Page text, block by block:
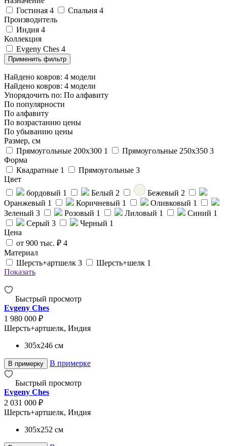
Гостиная 4 Спальня 4
Производитель
Индия 4
Коллекция
Evgeny Ches 4
Найдено ковров: 4 модели
Найдено ковров: 4 модели
Упорядочить по: По алфавиту
По популярности
По алфавиту
По возрастанию цены
По убыванию цены
Размер, см
Прямоугольные 200x300 1 Прямоугольные 250x350 3
Форма
Квадратные 1 Прямоугольные 3
Цвет
бордовый 1 Белый 2 Бежевый 2
Оранжевый 1 Коричневый 1 Оливковый 1
Зеленый 3 Розовый 1 Лиловый 1 Синий 1
Серый 3 Черный 1
Цена
от 900 тыс. ₽ 4
Материал
Шерсть+артшелк 3 Шерсть+шелк 1
Показать
Быстрый просмотр
Evgeny Ches
1 980 000 ₽
Шерсть+артшелк, Индия
305x246 см
В примерку В примерке
Быстрый просмотр
Evgeny Ches
2 031 000 ₽
Шерсть+артшелк, Индия
305x252 см